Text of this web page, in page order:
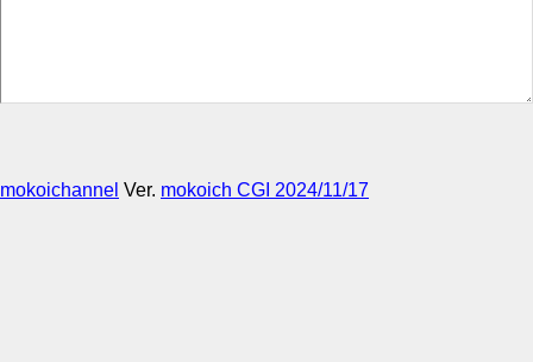
mokoichannel Ver. mokoich CGI 2024/11/17